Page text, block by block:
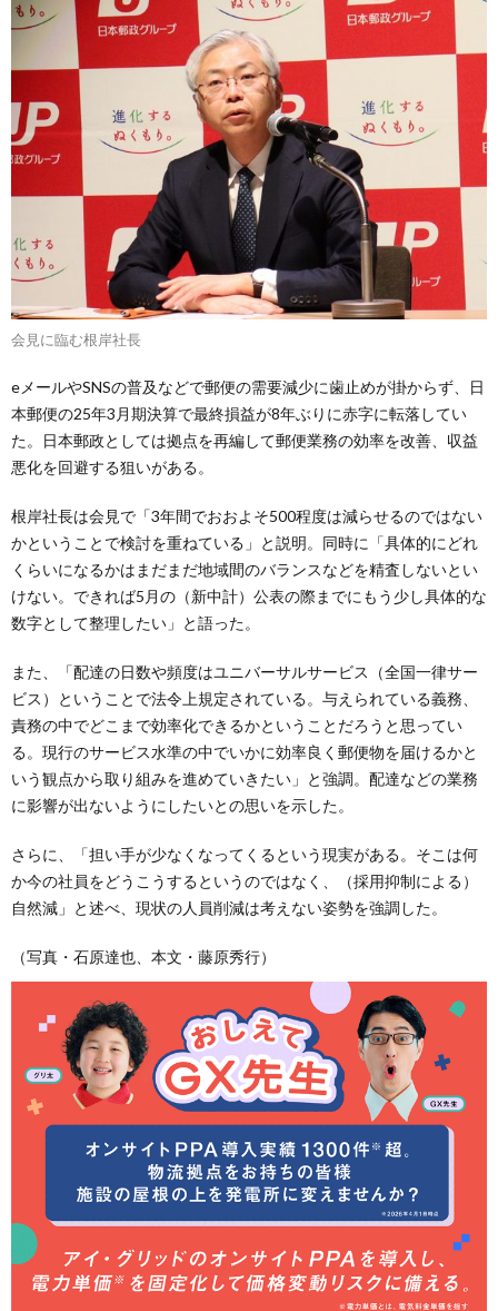
会見に臨む根岸社長
eメールやSNSの普及などで郵便の需要減少に歯止めが掛からず、日
本郵便の25年3月期決算で最終損益が8年ぶりに赤字に転落してい
た。日本郵政としては拠点を再編して郵便業務の効率を改善、収益
悪化を回避する狙いがある。
根岸社長は会見で「3年間でおおよそ500程度は減らせるのではない
かということで検討を重ねている」と説明。同時に「具体的にどれ
くらいになるかはまだまだ地域間のバランスなどを精査しないとい
けない。できれば5月の（新中計）公表の際までにもう少し具体的な
数字として整理したい」と語った。
また、「配達の日数や頻度はユニバーサルサービス（全国一律サー
ビス）ということで法令上規定されている。与えられている義務、
責務の中でどこまで効率化できるかということだろうと思ってい
る。現行のサービス水準の中でいかに効率良く郵便物を届けるかと
いう観点から取り組みを進めていきたい」と強調。配達などの業務
に影響が出ないようにしたいとの思いを示した。
さらに、「担い手が少なくなってくるという現実がある。そこは何
か今の社員をどうこうするというのではなく、（採用抑制による）
自然減」と述べ、現状の人員削減は考えない姿勢を強調した。
（写真・石原達也、本文・藤原秀行）